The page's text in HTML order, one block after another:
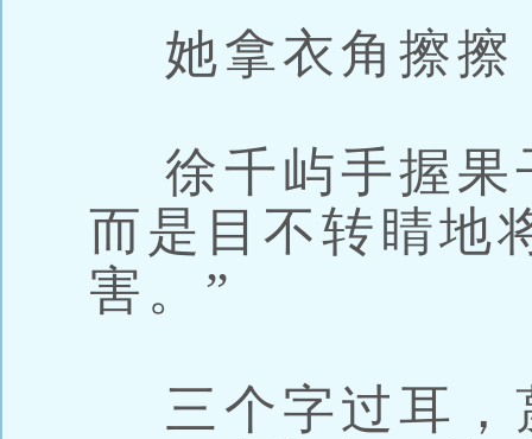
她拿衣角擦擦
徐千屿手握果
而是目不转睛地
害。”
三个字过耳，